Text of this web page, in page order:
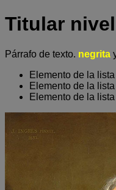
Titular
Párrafo de texto. negrita
Elemento de la lista
Elemento de la lista
Elemento de la lista